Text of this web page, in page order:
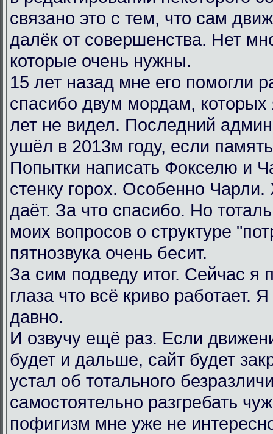
связано это с тем, что сам
далёк от совершенства. Нет
которые очень нужны.
15 лет назад мне его помогли
спасибо двум мордам, которых
лет не видел. Последний
ушёл в 2013м году, если
Попытки написать Фокселю и
стенку горох. Особенно Чарли.
даёт. За что спасибо. Но
моих вопросов о структуре
пятнозвука очень бесит.
За сим подведу итог. Сейчас я
глаза что всё криво работает.
давно.
И озвучу ещё раз. Если
будет и дальше, сайт будет
устал об тотального
самостоятельно разгребать
пофигизм мне уже не